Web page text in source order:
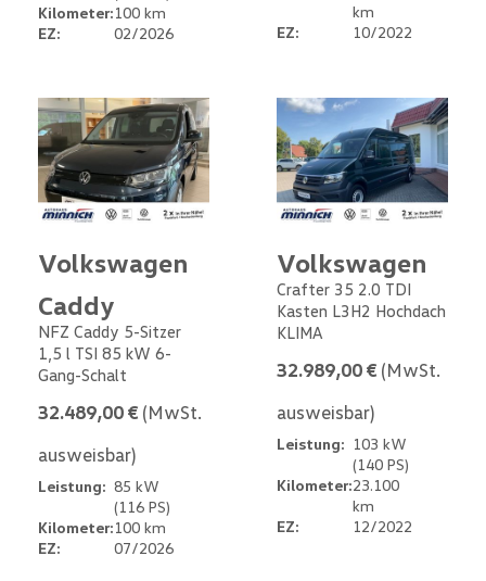
Kilometer:100 km
EZ:
02/2026
km
EZ:
10/2022
Volkswagen
Caddy
NFZ Caddy 5-Sitzer
1,5 l TSI 85 kW 6-
Gang-Schalt
32.489,00 € (MwSt.
ausweisbar)
Leistung: 85 kW
(116 PS)
Kilometer:100 km
EZ:
07/2026
Volkswagen
Crafter 35 2.0 TDI
Kasten L3H2 Hochdach
KLIMA
32.989,00 € (MwSt.
ausweisbar)
Leistung: 103 kW
(140 PS)
Kilometer:23.100
km
EZ:
12/2022